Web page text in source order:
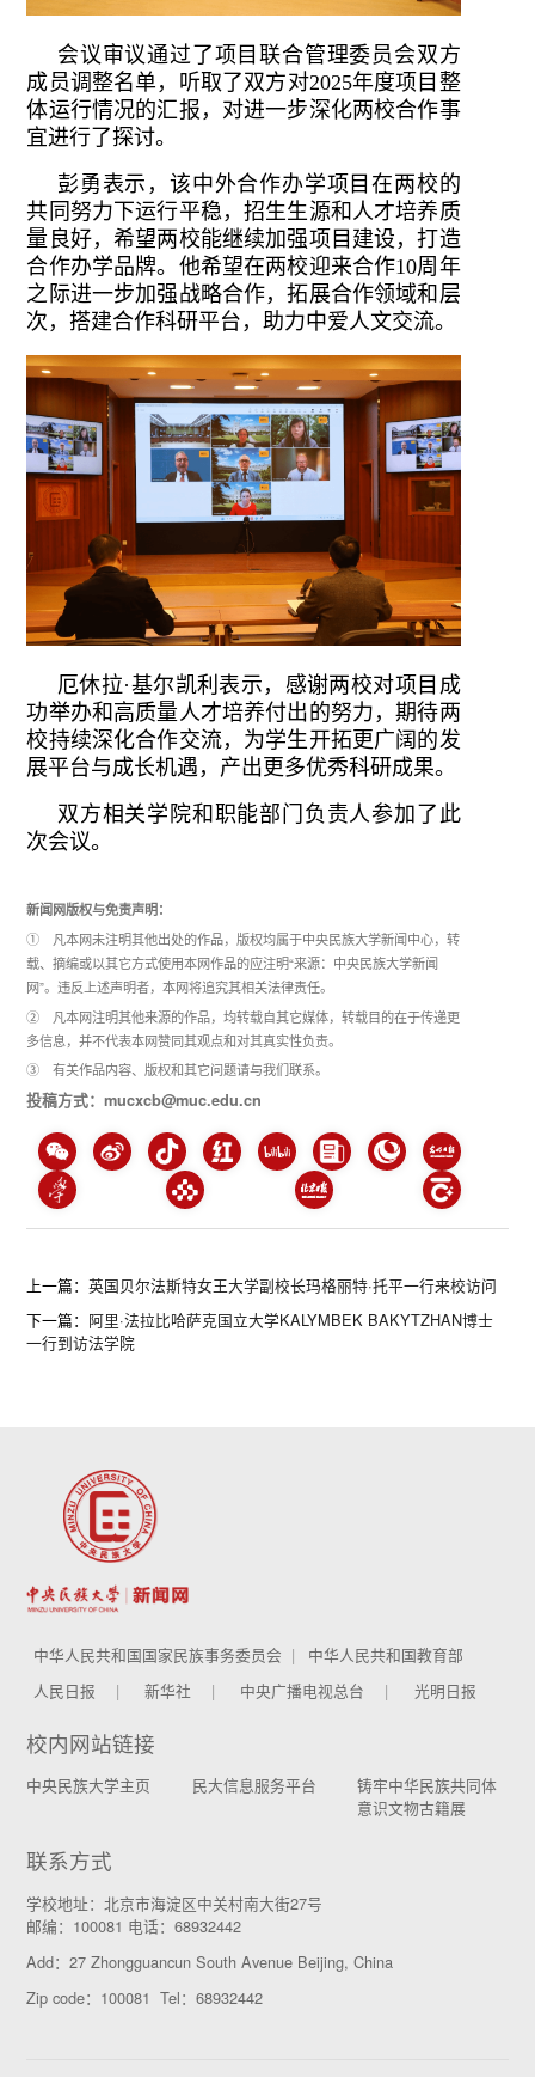
会议审议通过了项目联合管理委员会双方
成员调整名单，听取了双方对2025年度项目整
体运行情况的汇报，对进一步深化两校合作事
宜进行了探讨。
彭勇表示，该中外合作办学项目在两校的
共同努力下运行平稳，招生生源和人才培养质
量良好，希望两校能继续加强项目建设，打造
合作办学品牌。他希望在两校迎来合作10周年
之际进一步加强战略合作，拓展合作领域和层
次，搭建合作科研平台，助力中爱人文交流。
厄休拉·基尔凯利表示，感谢两校对项目成
功举办和高质量人才培养付出的努力，期待两
校持续深化合作交流，为学生开拓更广阔的发
展平台与成长机遇，产出更多优秀科研成果。
双方相关学院和职能部门负责人参加了此
次会议。
新闻网版权与免责声明：
① 凡本网未注明其他出处的作品，版权均属于中央民族大学新闻中心，转
载、摘编或以其它方式使用本网作品的应注明“来源：中央民族大学新闻
网”。违反上述声明者，本网将追究其相关法律责任。
② 凡本网注明其他来源的作品，均转载自其它媒体，转载目的在于传递更
多信息，并不代表本网赞同其观点和对其真实性负责。
③ 有关作品内容、版权和其它问题请与我们联系。
投稿方式：mucxcb@muc.edu.cn
上一篇：英国贝尔法斯特女王大学副校长玛格丽特·托平一行来校访问
下一篇： 阿里·法拉比哈萨克国立大学KALYMBEK BAKYTZHAN博士
一行到访法学院
中华人民共和国国家民族事务委员会
中华人民共和国教育部
人民日报
新华社 中央广播电视总台 光明日报
校内网站链接
中央民族大学主页 民大信息服务平台
铸牢中华民族共同体
意识文物古籍展
联系方式
学校地址：北京市海淀区中关村南大街27号
邮编：100081 电话：68932442
Add：27 Zhongguancun South Avenue Beijing, China
Zip code：100081 Tel：68932442